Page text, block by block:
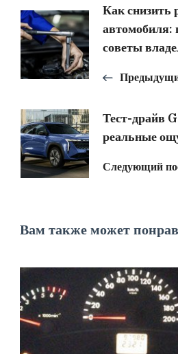
Навигация
по
записям
Как снизить
автомобиля:
советы
Тест-драйв
реальные
Следующий
Вам также может